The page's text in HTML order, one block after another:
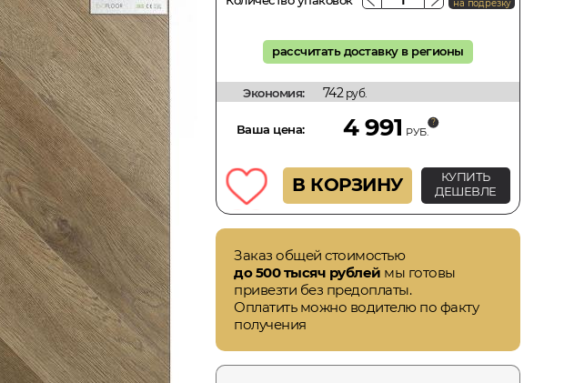
на подрезку
рассчитать доставку в регионы
Экономия: 742руб.
Ваша цена: 4 991 РУБ.
В КОРЗИНУ
КУПИТЬ
ДЕШЕВЛЕ
Заказ общей стоимостью
до 500 тысяч рублей мы готовы
привезти без предоплаты.
Оплатить можно водителю по факту
получения